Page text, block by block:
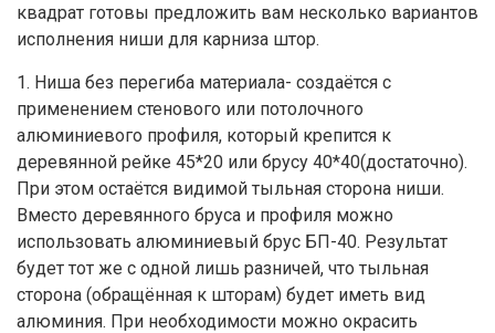
квадрат готовы предложить вам несколько вариантов
исполнения ниши для карниза штор.
1. Ниша без перегиба материала- создаётся с
применением стенового или потолочного
алюминиевого профиля, который крепится к
деревянной рейке 45*20 или брусу 40*40(достаточно).
При этом остаётся видимой тыльная сторона ниши.
Вместо деревянного бруса и профиля можно
использовать алюминиевый брус БП-40. Результат
будет тот же с одной лишь разничей, что тыльная
сторона (обращённая к шторам) будет иметь вид
алюминия. При необходимости можно окрасить